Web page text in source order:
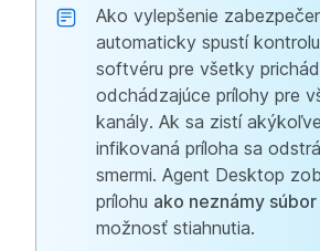
Ako vylepšenie
automaticky spustí
softvéru pre všetky
odchádzajúce prílohy pre
kanály. Ak sa zistí
infikovaná príloha sa
smermi. Agent Desktop
prílohu ako neznámy súbor
možnosť stiahnutia.